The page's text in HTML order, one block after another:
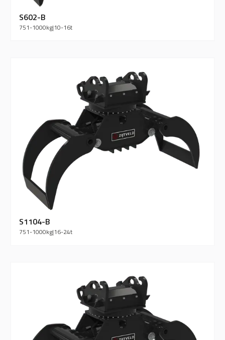
S602-B
751-1000kg|10-16t
S1104-B
751-1000kg|16-24t